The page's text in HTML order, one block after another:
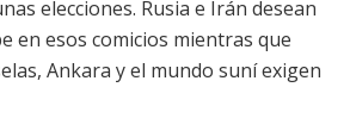
elecciones. Rusia e Irán desean
en esos comicios mientras que
Ankara y el mundo suní exigen